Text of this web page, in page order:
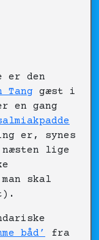
er den
Tang gæst i
en gang
er, synes
lige
skal
båd’
fra